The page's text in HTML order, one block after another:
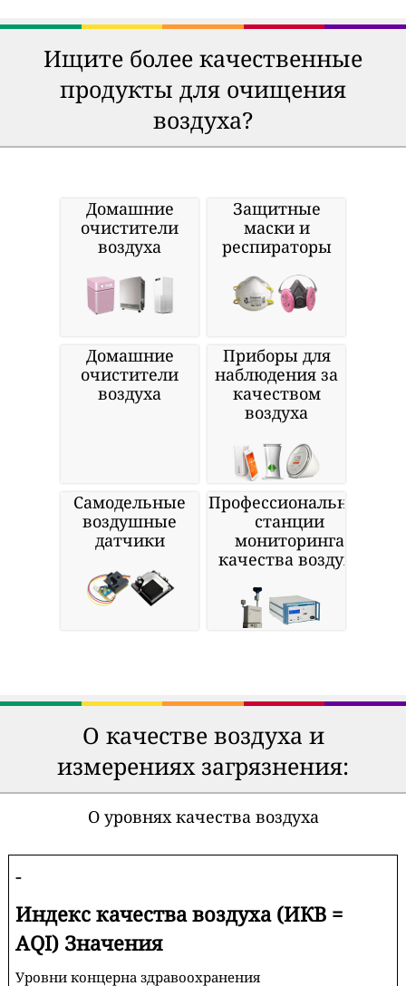
Ищите более качественные
продукты для очищения
воздуха?
Домашние
очистители
воздуха
Защитные
маски и
респираторы
Домашние
очистители
воздуха
Приборы для
наблюдения за
качеством
воздуха
Самодельные
воздушные
датчики
Профессиональные
станции
мониторинга
качества воздуха
О качестве воздуха и
измерениях загрязнения:
О уровнях качества воздуха
-
Индекс качества воздуха (ИКВ =
AQI) Значения
Уровни концерна здравоохранения